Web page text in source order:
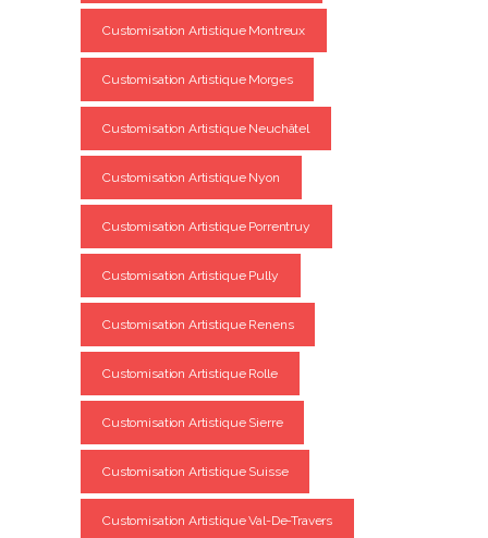
Customisation Artistique Montreux
Customisation Artistique Morges
Customisation Artistique Neuchâtel
Customisation Artistique Nyon
Customisation Artistique Porrentruy
Customisation Artistique Pully
Customisation Artistique Renens
Customisation Artistique Rolle
Customisation Artistique Sierre
Customisation Artistique Suisse
Customisation Artistique Val-De-Travers